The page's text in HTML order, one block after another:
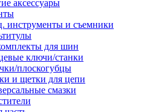
аксессуары
инструменты и съемники
для шин
ключи/станки
плоскогубцы
и щетки для цепи
смазки